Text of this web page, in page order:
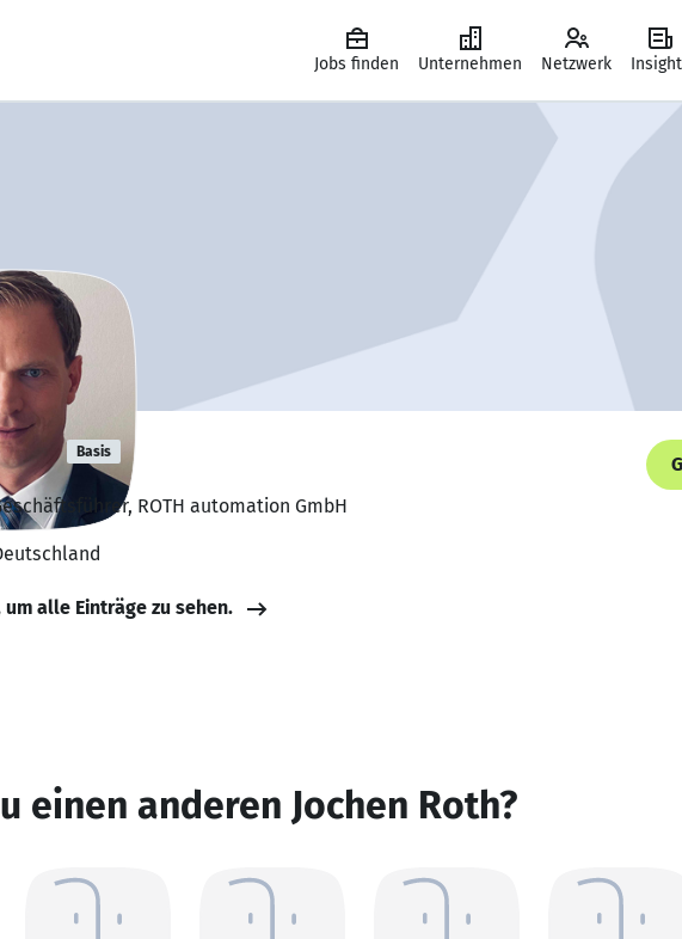
Jobs finden Unternehmen Netzwerk
Basis
ROTH automation GmbH
um alle Einträge zu sehen.
einen anderen Jochen Roth?